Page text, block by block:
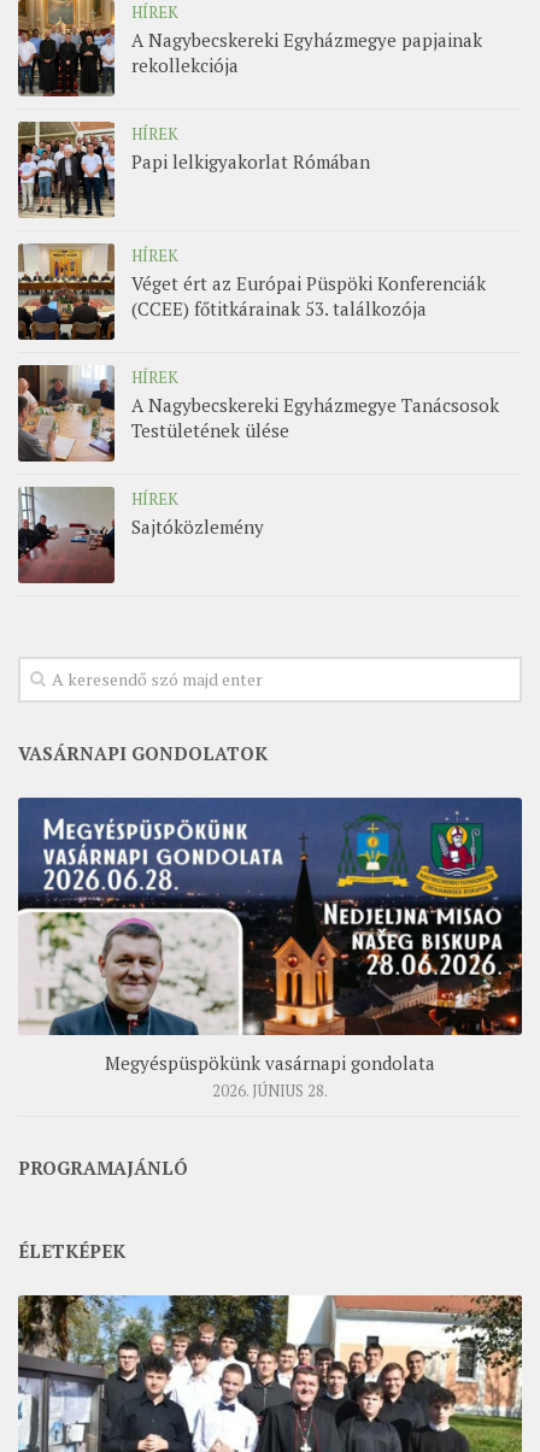
„GYERMEKVÉDELMI” KIHÍVÁSOK KÁNONJOGI
MEGKÖZELÍTÉSBEN
HÍREK
A Nagybecskereki Egyházmegye papjainak
rekollekciója
HÍREK
Papi lelkigyakorlat Rómában
HÍREK
Véget ért az Európai Püspöki Konferenciák
(CCEE) főtitkárainak 53. találkozója
HÍREK
A Nagybecskereki Egyházmegye Tanácsosok
Testületének ülése
HÍREK
Sajtóközlemény
VASÁRNAPI GONDOLATOK
Megyéspüspökünk vasárnapi gondolata
2026. JÚNIUS 28.
PROGRAMAJÁNLÓ
ÉLETKÉPEK